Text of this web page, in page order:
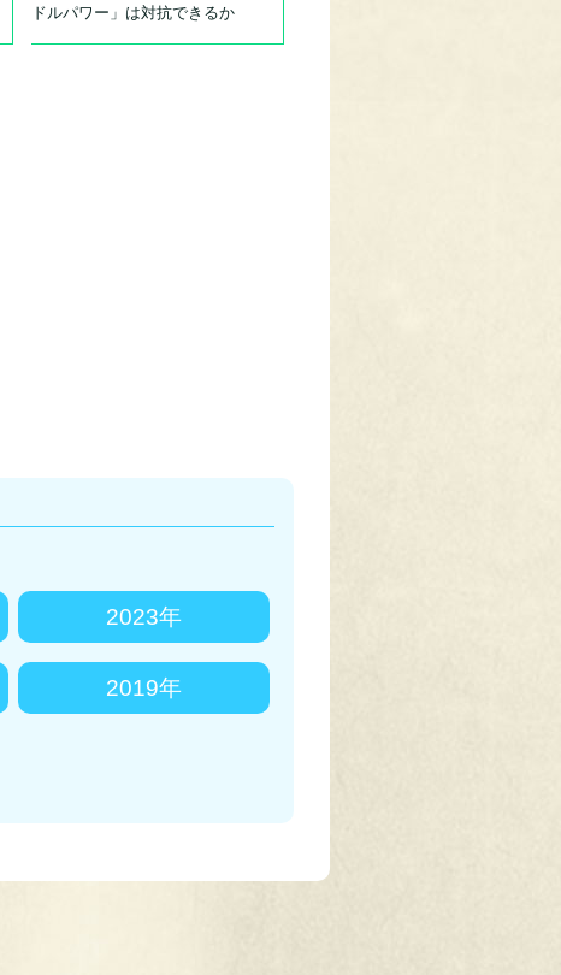
ドルパワー」は対抗できるか
2023年
2019年